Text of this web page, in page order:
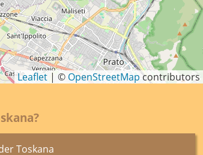
Leaflet | © OpenStreetMapcontributors
Toskana